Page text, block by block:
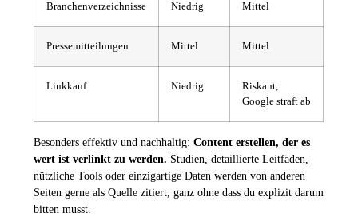
Branchenverzeichnisse Niedrig Mittel
Pressemitteilungen Mittel Mittel
Linkkauf Niedrig
Riskant,
Google straft ab
Besonders effektiv und nachhaltig: Content erstellen, der es
wert ist verlinkt zu werden. Studien, detaillierte Leitfäden,
nützliche Tools oder einzigartige Daten werden von anderen
Seiten gerne als Quelle zitiert, ganz ohne dass du explizit darum
bitten musst.